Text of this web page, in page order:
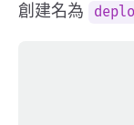
創建名為